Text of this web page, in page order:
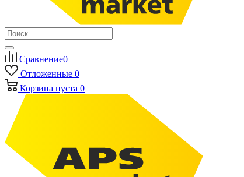
Сравнение0
Отложенные 0
Корзина пуста 0